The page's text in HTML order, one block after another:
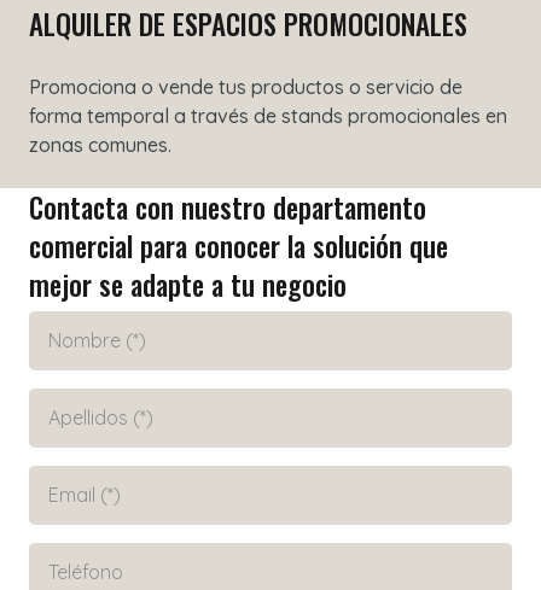
ALQUILER DE ESPACIOS PROMOCIONALES
Promociona o vende tus productos o servicio de
forma temporal a través de stands promocionales en
zonas comunes.
Contacta con nuestro departamento
comercial para conocer la solución que
mejor se adapte a tu negocio